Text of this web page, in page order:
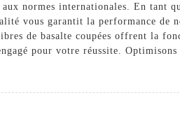
normes internationales. En tant
vous garantit la performance de
de basalte coupées offrent la
pour votre réussite.